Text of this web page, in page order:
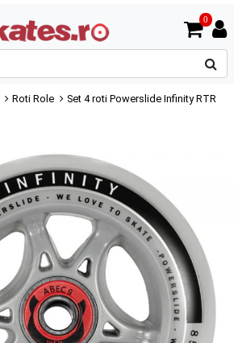
0
Roti Role
Set 4 roti Powerslide Infinity RTR